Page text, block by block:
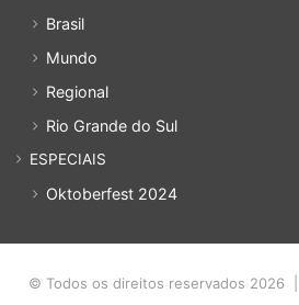
Brasil
Mundo
Regional
Rio Grande do Sul
ESPECIAIS
Oktoberfest 2024
© Todos os direitos reservados 2026 |